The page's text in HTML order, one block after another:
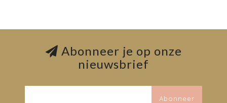
Abonneer je op onze
nieuwsbrief
Abonneer